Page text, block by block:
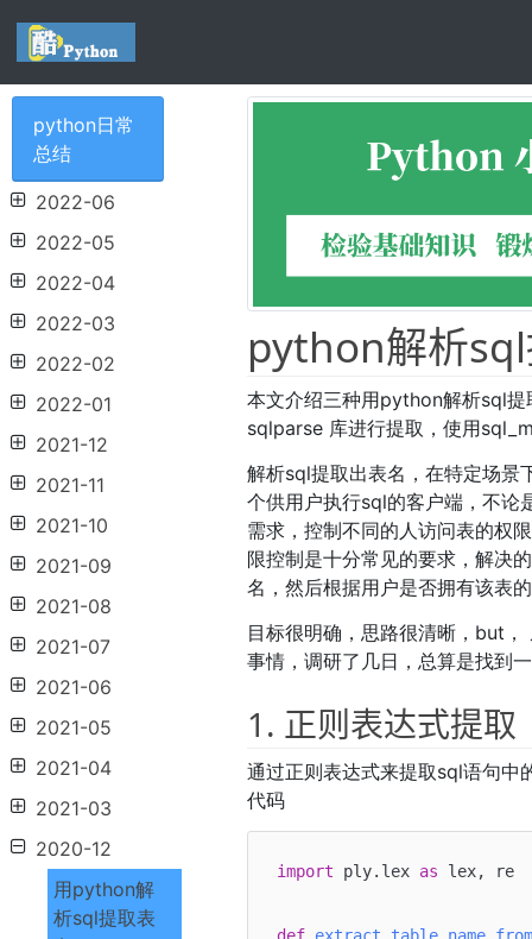
python日常
总结
2022-06
2022-05
2022-04
2022-03
2022-02
2022-01
2021-12
2021-11
2021-10
2021-09
2021-08
2021-07
2021-06
2021-05
2021-04
2021-03
2020-12
用python解
析sql提取表
python解析
本文介绍三种用python解析sql
sqlparse 库进行提取，使用
解析sql提取出表名，在特定场景
个供用户执行sql的客户端，不
需求，控制不同的人访问表的权
限控制是十分常见的要求，解决
名，然后根据用户是否拥有该表
目标很明确，思路很清晰，but
事情，调研了几日，总算是找到
1. 正则表达式提取
通过正则表达式来提取sql语句中
代码
import ply.lex as lex, re